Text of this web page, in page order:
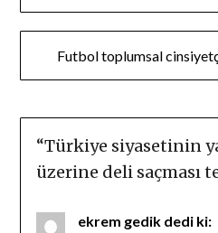
gezinmesi
Futbol toplumsal
“Türkiye siyasetinin
üzerine deli saçması
ekrem gedik dedi ki: